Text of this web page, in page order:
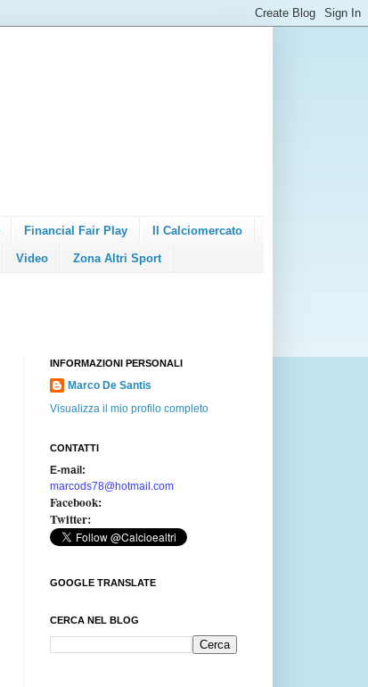
Financial Fair Play Il Calciomercato
Video Zona Altri Sport
INFORMAZIONI PERSONALI
Marco De Santis
Visualizza il mio profilo completo
CONTATTI
E-mail:
marcods78@hotmail.com
Facebook:
Twitter:
GOOGLE TRANSLATE
CERCA NEL BLOG